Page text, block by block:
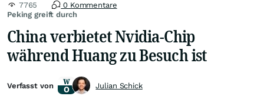
Peking greift durch
7765 0 Kommentare
China verbietet Nvidia-Chip
während Huang zu Besuch ist
Verfasst von Julian Schick